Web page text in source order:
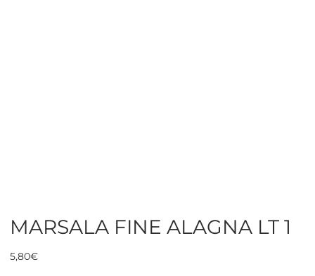
MARSALA FINE ALAGNA LT 1
5,80€